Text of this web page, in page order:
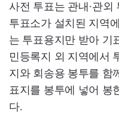
사전 투표는 관내·관외
투표소가 설치된 지역
는 투표용지만 받아 기
민등록지 외 지역에서
지와 회송용 봉투를 함
표지를 봉투에 넣어 봉
다.